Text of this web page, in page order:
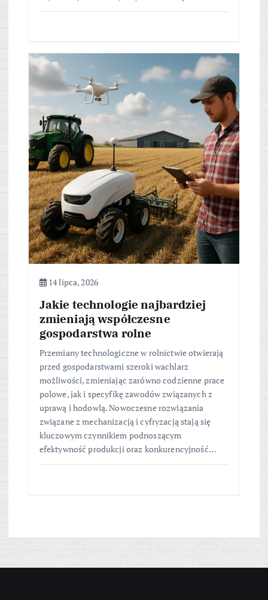
14 lipca, 2026
Jakie technologie najbardziej
zmieniają współczesne
gospodarstwa rolne
Przemiany technologiczne w rolnictwie otwierają
przed gospodarstwami szeroki wachlarz
możliwości, zmieniając zarówno codzienne prace
polowe, jak i specyfikę zawodów związanych z
uprawą i hodowlą. Nowoczesne rozwiązania
związane z mechanizacją i cyfryzacją stają się
kluczowym czynnikiem podnoszącym
efektywność produkcji oraz konkurencyjność…